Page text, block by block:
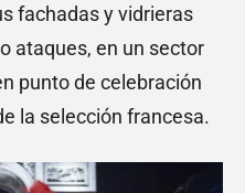
fachadas y vidrieras
ataques, en un sector
punto de celebración
la selección francesa.